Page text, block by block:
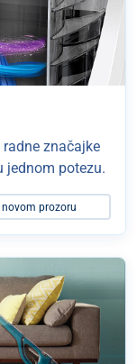
značajke
jednom potezu.
prozoru